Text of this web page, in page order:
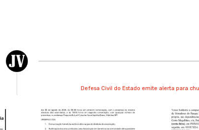
Defesa Civil do Estado emite alerta para